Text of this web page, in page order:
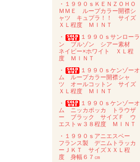
・１９９０ｓＫＥＮＺＯＨＯ
ＭＭＥ ループカラー開襟シ
ャツ キュプラ！！ サイズ
ＸＬ程度 ＭＩＮＴ
・
１９９０ｓサンローラ
ン ブルゾン シアー素材
ネイビー×ホワイト ＸＬ程
度 ＭＩＮＴ
・
１９９０ｓケンゾーオ
ム ループカラー開襟シャ
ツ オールコットン サイズ
ＸＬ程度 ＭＩＮＴ
・
１９９０ｓケンゾーオ
ム ニッカポッカ トラウザ
ー ブラック サイズＦ ウ
エストｗ３８程度 ＭＩＮＴ
・１９９０ｓアニエスベー
フランス製 デニムトラッカ
ーＪＫＴ サイズＸＸＬ程
度 身幅６７㎝